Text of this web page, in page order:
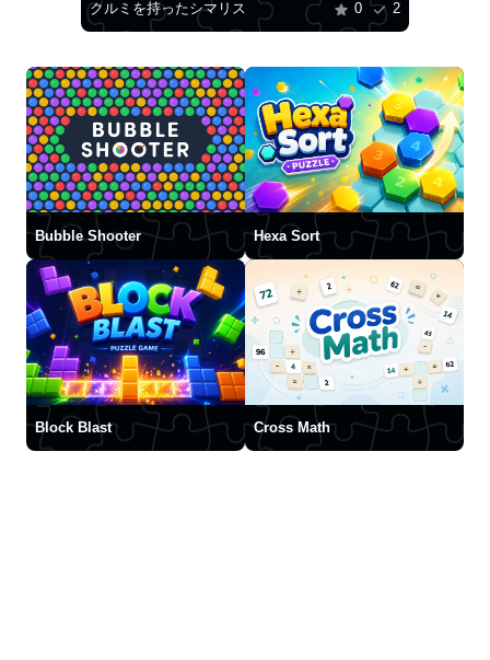
クルミを持ったシマリス 0 2
Bubble Shooter Hexa Sort
Block Blast Cross Math